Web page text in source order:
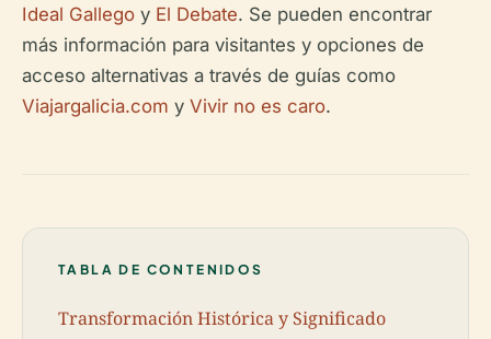
Ideal Gallego y El Debate. Se pueden encontrar
más información para visitantes y opciones de
acceso alternativas a través de guías como
Viajargalicia.com y Vivir no es caro.
TABLA DE CONTENIDOS
Transformación Histórica y Significado